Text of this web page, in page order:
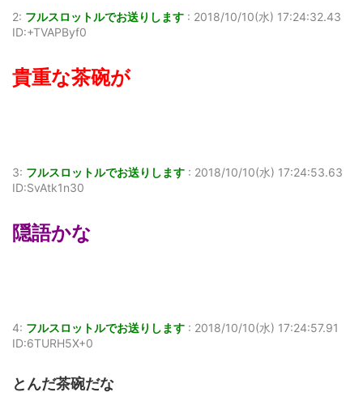
2: フルスロットルでお送りします : 2018/10/10(水) 17:24:32.43
ID:+TVAPByf0
貴重な茶碗が
3: フルスロットルでお送りします : 2018/10/10(水) 17:24:53.63
ID:SvAtk1n30
隠語かな
4: フルスロットルでお送りします : 2018/10/10(水) 17:24:57.91
ID:6TURH5X+0
とんだ茶碗だな